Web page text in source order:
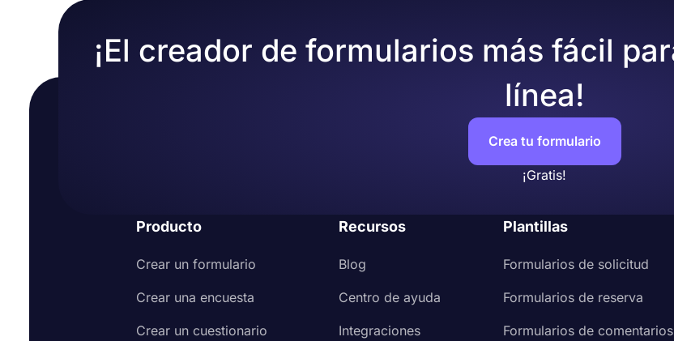
¡El creador de formularios más fácil
línea!
Crea tu formulario
¡Gratis!
Producto
Crear un formulario
Crear una encuesta
Crear un cuestionario
Recursos
Blog
Centro de ayuda
Integraciones
Plantillas
Formularios de solicitud
Formularios de reserva
Formularios de comentarios